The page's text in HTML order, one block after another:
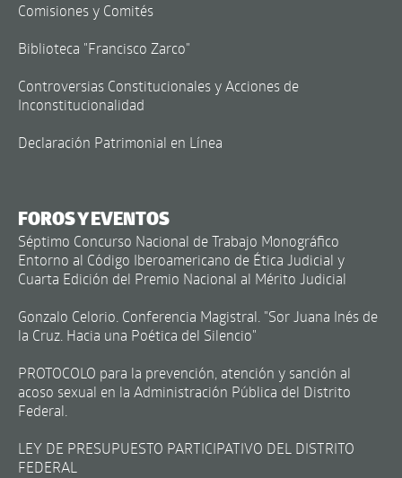
Comisiones y Comités
Biblioteca "Francisco Zarco"
Controversias Constitucionales y Acciones de
Inconstitucionalidad
Declaración Patrimonial en Línea
FOROS Y EVENTOS
Séptimo Concurso Nacional de Trabajo Monográfico
Entorno al Código Iberoamericano de Ética Judicial y
Cuarta Edición del Premio Nacional al Mérito Judicial
Gonzalo Celorio. Conferencia Magistral. "Sor Juana Inés de
la Cruz. Hacia una Poética del Silencio"
PROTOCOLO para la prevención, atención y sanción al
acoso sexual en la Administración Pública del Distrito
Federal.
LEY DE PRESUPUESTO PARTICIPATIVO DEL DISTRITO
FEDERAL